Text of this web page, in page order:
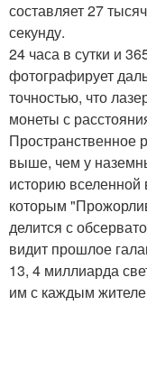
составляет 27
секунду.
24 часа в сутки и
фотографирует
точностью, что
монеты с
Пространственное
выше, чем у
историю вселенной
которым
делится с
видит прошлое
13, 4 миллиарда
им с каждым